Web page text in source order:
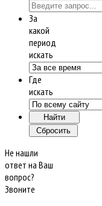
За
какой
период
искать
Где
искать
Не нашли
ответ на Ваш
вопрос?
Звоните